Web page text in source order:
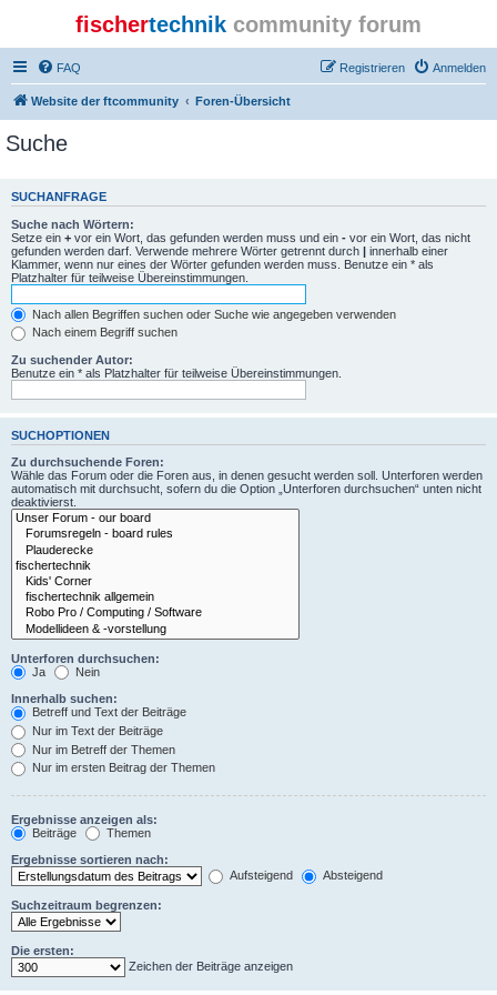
fischertechnik community forum
FAQ Anmelden
Registrieren
Website der ftcommunity Foren-Übersicht
Suche
SUCHANFRAGE
Suche nach Wörtern:
Setze ein + vor ein Wort, das gefunden werden muss und ein - vor ein Wort, das nicht
gefunden werden darf. Verwende mehrere Wörter getrennt durch | innerhalb einer
Klammer, wenn nur eines der Wörter gefunden werden muss. Benutze ein * als
Platzhalter für teilweise Übereinstimmungen.
Nach allen Begriffen suchen oder Suche wie angegeben verwenden
Nach einem Begriff suchen
Zu suchender Autor:
Benutze ein * als Platzhalter für teilweise Übereinstimmungen.
SUCHOPTIONEN
Zu durchsuchende Foren:
Wähle das Forum oder die Foren aus, in denen gesucht werden soll. Unterforen werden
automatisch mit durchsucht, sofern du die Option „Unterforen durchsuchen“ unten nicht
deaktivierst.
Unterforen durchsuchen:
Ja
Nein
Innerhalb suchen:
Betreff und Text der Beiträge
Nur im Text der Beiträge
Nur im Betreff der Themen
Nur im ersten Beitrag der Themen
Ergebnisse anzeigen als:
Beiträge
Themen
Ergebnisse sortieren nach:
Aufsteigend
Absteigend
Suchzeitraum begrenzen:
Die ersten:
Zeichen der Beiträge anzeigen